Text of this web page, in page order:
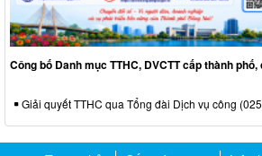
Công bố Danh mục TTHC, DVCTT cấp thành
Giải quyết TTHC qua Tổng đài Dịch vụ công